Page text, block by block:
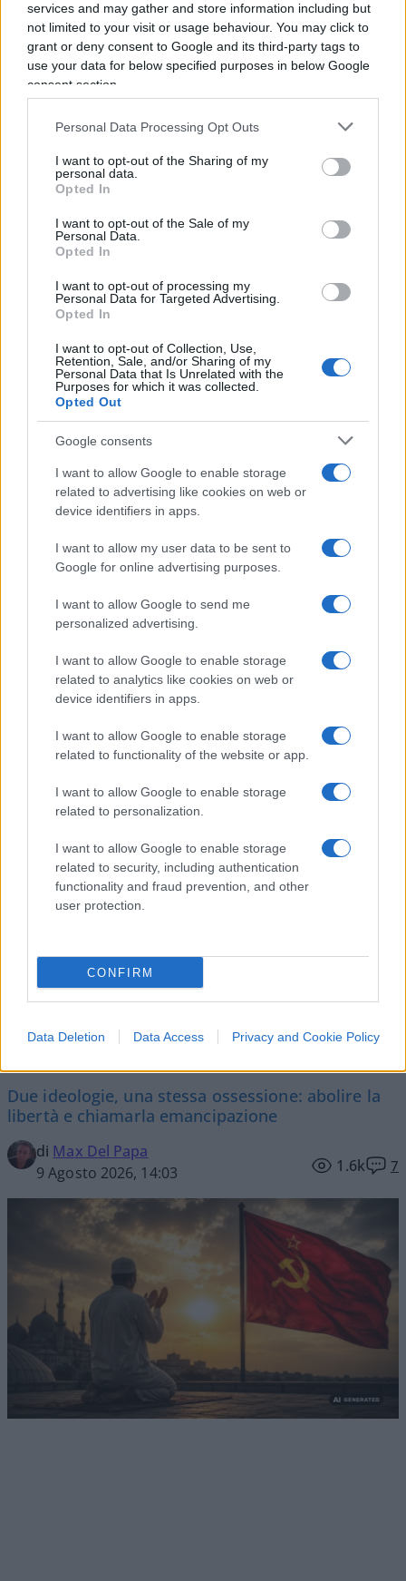
services and may gather and store information including but
not limited to your visit or usage behaviour. You may click to
grant or deny consent to Google and its third-party tags to
use your data for below specified purposes in below Google
consent section.
Personal Data Processing Opt Outs
I want to opt-out of the Sharing of my
personal data.
Opted In
I want to opt-out of the Sale of my
Personal Data.
Opted In
I want to opt-out of processing my
Personal Data for Targeted Advertising.
Opted In
I want to opt-out of Collection, Use,
Retention, Sale, and/or Sharing of my
Personal Data that Is Unrelated with the
Purposes for which it was collected.
Opted Out
Google consents
I want to allow Google to enable storage
related to advertising like cookies on web or
device identifiers in apps.
I want to allow my user data to be sent to
Google for online advertising purposes.
I want to allow Google to send me
personalized advertising.
I want to allow Google to enable storage
related to analytics like cookies on web or
device identifiers in apps.
I want to allow Google to enable storage
related to functionality of the website or app.
I want to allow Google to enable storage
related to personalization.
I want to allow Google to enable storage
related to security, including authentication
functionality and fraud prevention, and other
user protection.
CONFIRM
Data Deletion Data Access Privacy and Cookie Policy
Staremo a vedere. Quel che è certo è che l’ultimo
Consiglio di amministrazione si è svolto ad alta
temperatura, con le donne del Cda schierate
contro la possibilità di confermare “I Facci vostri”
Francesca BriaeRiccardo Laganà
avevano
chiesto di non contrattualizzare il giornalista.
Mentre l’Ad Roberto Sergio aveva promesso scelte
“in tempi rapidi” ma “senza pressioni”. Anche
è certo l’unico giornalista della tv di Stato ad
essere caduto in scivoloni di non poco conto.
Basti pensare a Roberto Saviano
“bastarda” una donna, leader dell’opposizione, e
che conserverà un programma in prima serata.
Oppure aLucia Annunziata, che attaccò senza
mezzi termini il ministro Roccella in diretta tv
lasciandosi andare anche a espressioni non
proprio tipiche della tv di Stato. Inciampi simili a
quelli di Facci, ma che non sono stati puniti con
uno stop. Figli e figliastri?
Leggi i commenti
SEDUTE SATIRICHE
Vignetta del 07/08/2026
Vai all'archivio delle vignette
Islam e comunismo, l’alleanza
contro la libertà che nessuno
Due ideologie, una stessa ossessione: abolire la
libertà e chiamarla emancipazione
di Max Del Papa
9 Agosto 2026, 14:03
1.6k 7